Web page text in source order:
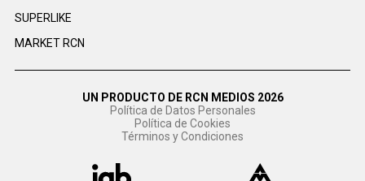
SUPERLIKE
MARKET RCN
UN PRODUCTO DE RCN MEDIOS 2026
Política de Datos Personales
Política de Cookies
Términos y Condiciones